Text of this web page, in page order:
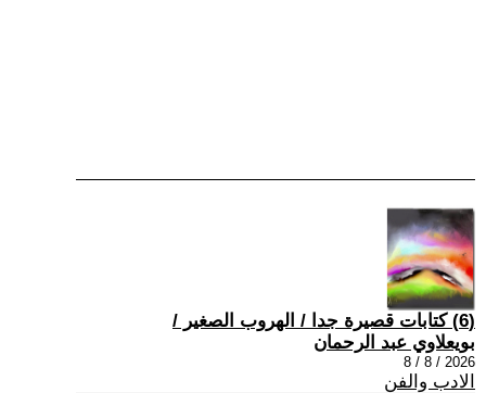
(6) كتابات قصيرة جدا / الهروب الصغير /
بويعلاوي عبد الرحمان
2026 / 8 / 8
الادب والفن